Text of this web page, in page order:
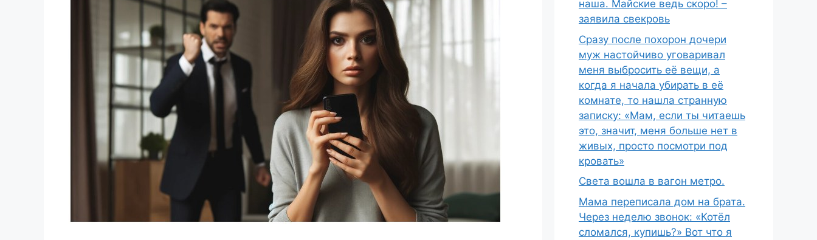
наша. Майские ведь скоро! –
заявила свекровь
Сразу после похорон дочери
муж настойчиво уговаривал
меня выбросить её вещи, а
когда я начала убирать в её
комнате, то нашла странную
записку: «Мам, если ты читаешь
это, значит, меня больше нет в
живых, просто посмотри под
кровать»
Света вошла в вагон метро.
Мама переписала дом на брата.
Через неделю звонок: «Котёл
сломался, купишь?» Вот что я